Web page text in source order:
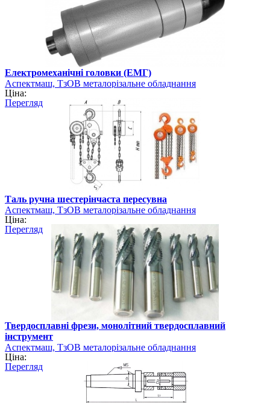
Електромеханічні головки (ЕМГ)
Аспектмаш, ТзОВ металорізальне обладнання
Ціна:
Перегляд
Таль ручна шестерінчаста пересувна
Аспектмаш, ТзОВ металорізальне обладнання
Ціна:
Перегляд
Твердосплавні фрези, монолітний твердосплавний
інструмент
Аспектмаш, ТзОВ металорізальне обладнання
Ціна:
Перегляд